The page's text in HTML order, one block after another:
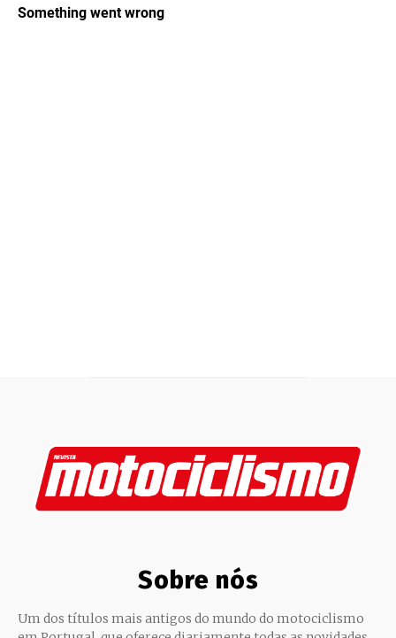
Sobre nós
Um dos títulos mais antigos do mundo do motociclismo